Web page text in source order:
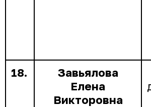
18.
Завьялова
Елена
Викторовна